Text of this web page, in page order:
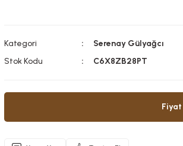
Kategori
Serenay Gülyağcı
Stok Kodu
C6X8ZB28PT
Fiyat